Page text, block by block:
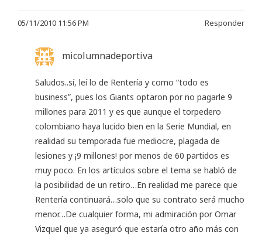
05/11/2010 11:56 PM Responder
micolumnadeportiva
Saludos..sí, leí lo de Rentería y como “todo es
business”, pues los Giants optaron por no pagarle 9
millones para 2011 y es que aunque el torpedero
colombiano haya lucido bien en la Serie Mundial, en
realidad su temporada fue mediocre, plagada de
lesiones y ¡9 millones! por menos de 60 partidos es
muy poco. En los artículos sobre el tema se habló de
la posibilidad de un retiro…En realidad me parece que
Rentería continuará…solo que su contrato será mucho
menor…De cualquier forma, mi admiración por Omar
Vizquel que ya aseguró que estaría otro año más con